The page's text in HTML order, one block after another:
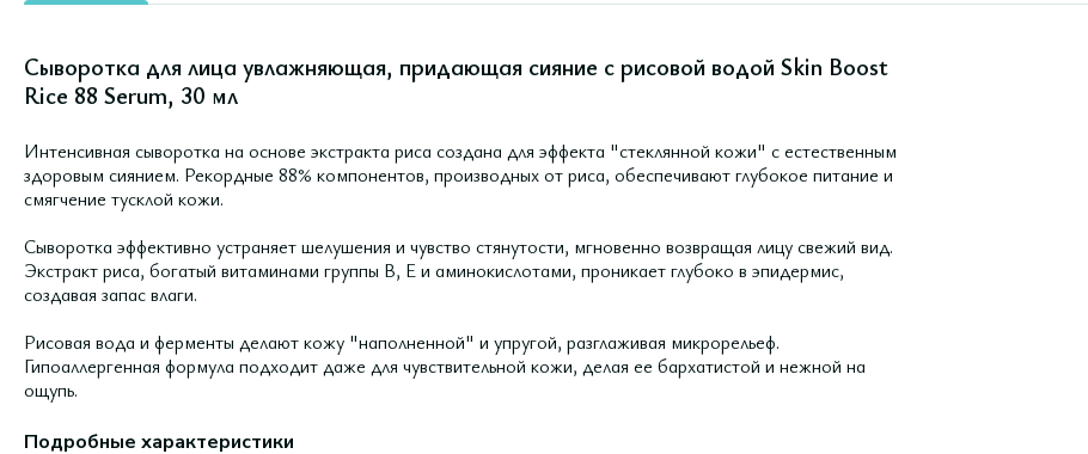
Сыворотка для лица увлажняющая, придающая сияние с рисовой водой Skin Boost
Rice 88 Serum, 30 мл
Интенсивная сыворотка на основе экстракта риса создана для эффекта "стеклянной кожи" с естественным
здоровым сиянием. Рекордные 88% компонентов, производных от риса, обеспечивают глубокое питание и
смягчение тусклой кожи.
Сыворотка эффективно устраняет шелушения и чувство стянутости, мгновенно возвращая лицу свежий вид.
Экстракт риса, богатый витаминами группы B, E и аминокислотами, проникает глубоко в эпидермис,
создавая запас влаги.
Рисовая вода и ферменты делают кожу "наполненной" и упругой, разглаживая микрорельеф.
Гипоаллергенная формула подходит даже для чувствительной кожи, делая ее бархатистой и нежной на
ощупь.
Подробные характеристики